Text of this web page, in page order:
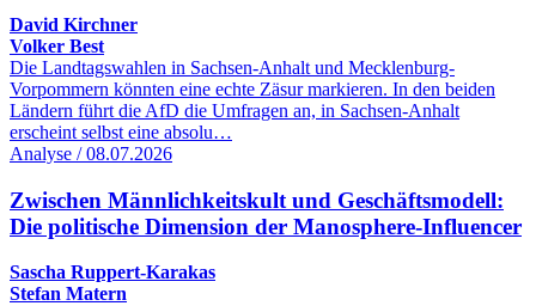
David Kirchner
Volker Best
Die Landtagswahlen in Sachsen-Anhalt und Mecklenburg-
Vorpommern könnten eine echte Zäsur markieren. In den beiden
Ländern führt die AfD die Umfragen an, in Sachsen-Anhalt
erscheint selbst eine absolu…
Analyse / 08.07.2026
Zwischen Männlichkeitskult und Geschäftsmodell:
Die politische Dimension der Manosphere-Influencer
Sascha Ruppert-Karakas
Stefan Matern